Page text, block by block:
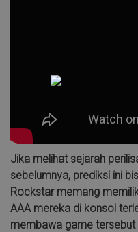
Jika melihat sejarah
sebelumnya, prediksi ini
Rockstar memang
AAA mereka di konsol
membawa game